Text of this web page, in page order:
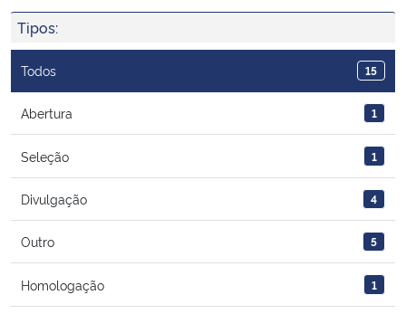
Ministério da Cidadania
Ministério da Saúde
Ministério de Minas e Energia
Ministério da Ciência, Tecnologia, Inovações e Comunicações
Ministério do Meio Ambiente
Ministério do Desenvolvimento Regional
Tipos:
Todos 15
Abertura 1
Seleção 1
Divulgação 4
Outro 5
Homologação 1